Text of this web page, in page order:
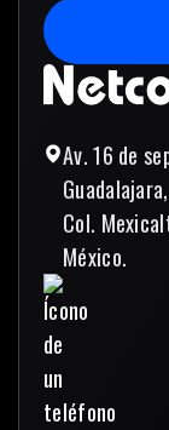
Av. 16 de
Guadalajara,
Col.
México.